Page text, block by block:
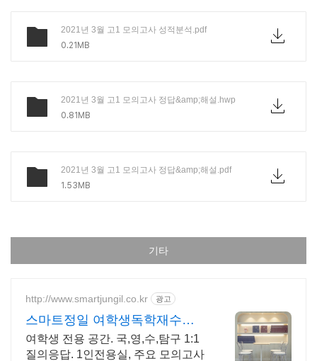
2021년 3월 고1 모의고사 성적분석.pdf
0.21MB
2021년 3월 고1 모의고사 정답&amp;해설.hwp
0.81MB
2021년 3월 고1 모의고사 정답&amp;해설.pdf
1.53MB
기타
http://www.smartjungil.co.kr 광고
스마트정일 여학생독학재수학
원
여학생 전용 공간. 국,영,수,탐구 1:1
질의응답. 1인전용실, 주요 모의고사